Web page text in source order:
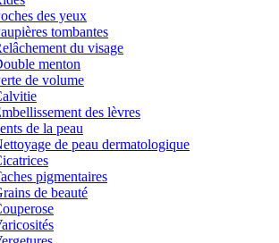
des yeux
tombantes
du visage
menton
de volume
des lèvres
de la peau
de peau dermatologique
pigmentaires
de beauté